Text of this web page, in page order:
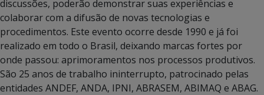
discussões, poderão demonstrar suas experiências e
colaborar com a difusão de novas tecnologias e
procedimentos. Este evento ocorre desde 1990 e já foi
realizado em todo o Brasil, deixando marcas fortes por
onde passou: aprimoramentos nos processos produtivos.
São 25 anos de trabalho ininterrupto, patrocinado pelas
entidades ANDEF, ANDA, IPNI, ABRASEM, ABIMAQ e ABAG.